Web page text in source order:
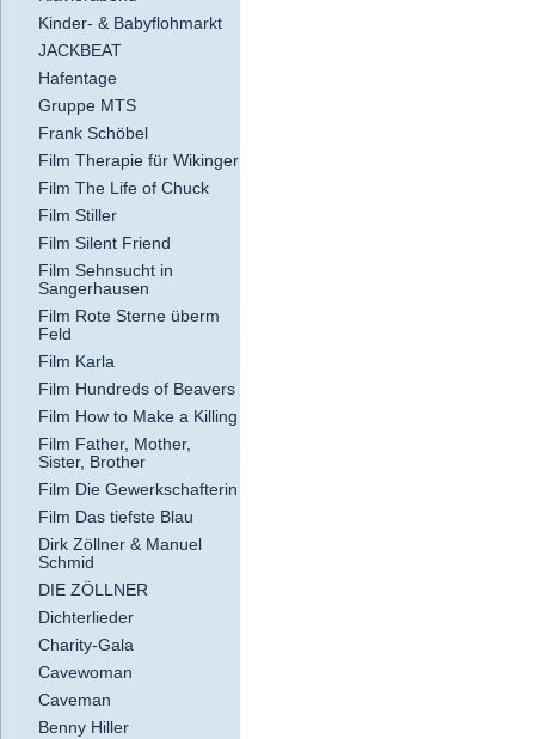
Kinder- & Babyflohmarkt
JACKBEAT
Hafentage
Gruppe MTS
Frank Schöbel
Film Therapie für Wikinger
Film The Life of Chuck
Film Stiller
Film Silent Friend
Film Sehnsucht in
Sangerhausen
Film Rote Sterne überm
Feld
Film Karla
Film Hundreds of Beavers
Film How to Make a Killing
Film Father, Mother,
Sister, Brother
Film Die Gewerkschafterin
Film Das tiefste Blau
Dirk Zöllner & Manuel
Schmid
DIE ZÖLLNER
Dichterlieder
Charity-Gala
Cavewoman
Caveman
Benny Hiller